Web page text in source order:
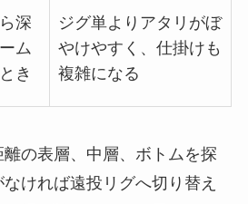
深
ム
き
ジグ単よりアタリがぼ
やけやすく、仕掛けも
複雑になる
の表層、中層、ボトムを探
ければ遠投リグへ切り替え